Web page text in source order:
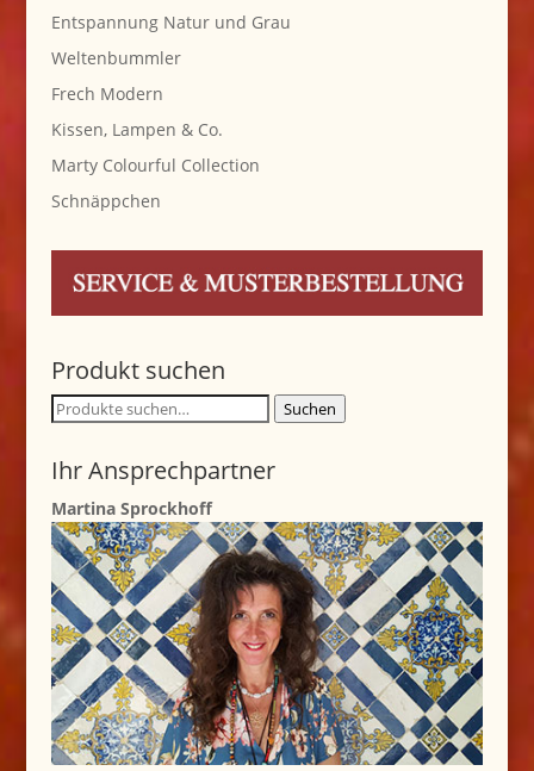
Entspannung Natur und Grau
Weltenbummler
Frech Modern
Kissen, Lampen & Co.
Marty Colourful Collection
Schnäppchen
Produkt suchen
Suche
Suchen
Ihr Ansprechpartner
Martina Sprockhoff